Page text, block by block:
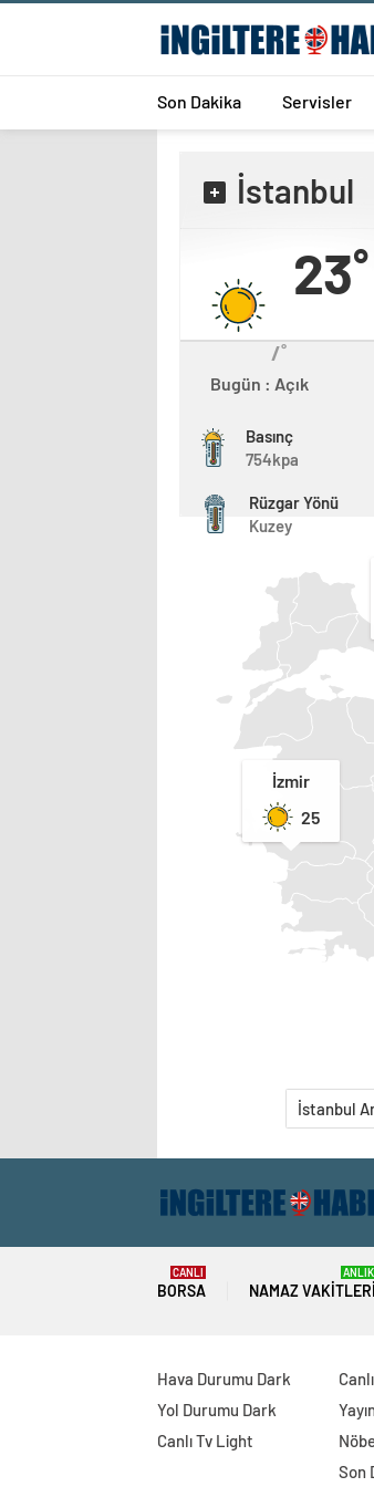
Son Dakika Servisler
İstanbul
23˚
/˚
Bugün : Açık
Basınç
754kpa
Rüzgar Yönü
Kuzey
İzmir
25
İstanbul
BORSA
CANLI
NAMAZ VAKITLERI
ANLIK
Hava Durumu Dark
Yol Durumu Dark
Canlı Tv Light
Son